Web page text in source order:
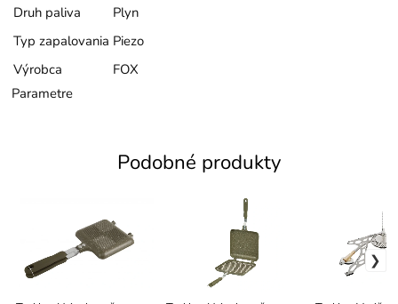
Druh paliva
Plyn
Typ zapalovania Piezo
Výrobca
FOX
Parametre
Podobné produkty